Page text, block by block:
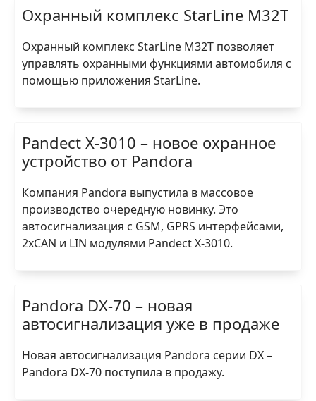
Охранный комплекс StarLine M32T
Охранный комплекс StarLine M32T позволяет
управлять охранными функциями автомобиля с
помощью приложения StarLine.
Pandect X-3010 – новое охранное
устройство от Pandora
Компания Pandora выпустила в массовое
производство очередную новинку. Это
автосигнализация с GSM, GPRS интерфейсами,
2хCAN и LIN модулями Pandect X-3010.
Pandora DX-70 – новая
автосигнализация уже в продаже
Новая автосигнализация Pandora серии DX –
Pandora DX-70 поступила в продажу.